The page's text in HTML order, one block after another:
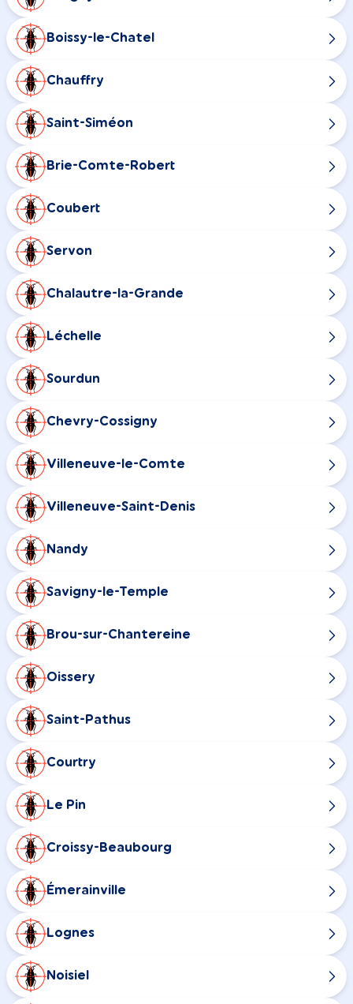
Boissy-le-Chatel
Chauffry
Saint-Siméon
Brie-Comte-Robert
Coubert
Servon
Chalautre-la-Grande
Léchelle
Sourdun
Chevry-Cossigny
Villeneuve-le-Comte
Villeneuve-Saint-Denis
Nandy
Savigny-le-Temple
Brou-sur-Chantereine
Oissery
Saint-Pathus
Courtry
Le Pin
Croissy-Beaubourg
Émerainville
Lognes
Noisiel